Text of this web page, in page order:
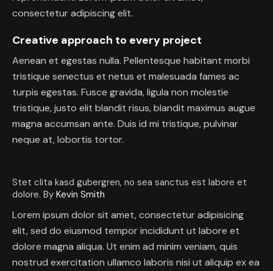
consectetur adipiscing elit.
Creative approach to every project
Aenean et egestas nulla. Pellentesque habitant morbi
tristique senectus et netus et malesuada fames ac
turpis egestas. Fusce gravida, ligula non molestie
tristique, justo elit blandit risus, blandit maximus augue
magna accumsan ante. Duis id mi tristique, pulvinar
neque at, lobortis tortor.
Stet clita kasd gubergren, no sea sanctus est labore et
dolore. By Kevin Smith
Lorem ipsum dolor sit amet, consectetur adipisicing
elit, sed do eiusmod tempor incididunt ut labore et
dolore magna aliqua. Ut enim ad minim veniam, quis
nostrud exercitation ullamco laboris nisi ut aliquip ex ea